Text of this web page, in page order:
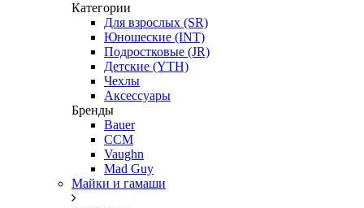
Категории
Для взрослых (SR)
Юношеские (INT)
Подростковые (JR)
Детские (YTH)
Чехлы
Аксессуары
Бренды
Bauer
CCM
Vaughn
Mad Guy
Майки и гамаши